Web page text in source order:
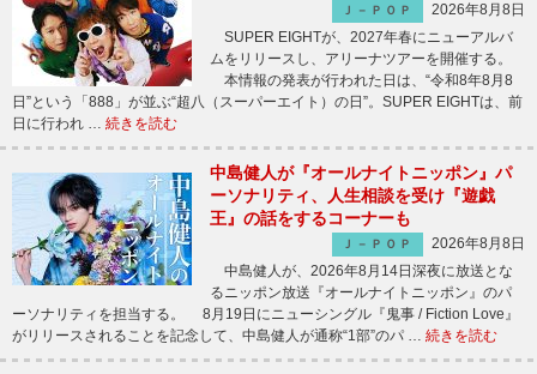
Ｊ－ＰＯＰ
2026年8月8日
SUPER EIGHTが、2027年春にニューアルバ
ムをリリースし、アリーナツアーを開催する。
本情報の発表が行われた日は、“令和8年8月8
日”という「888」が並ぶ“超八（スーパーエイト）の日”。SUPER EIGHTは、前
日に行われ … 続きを読む
中島健人が『オールナイトニッポン』パ
ーソナリティ、人生相談を受け『遊戯
王』の話をするコーナーも
Ｊ－ＰＯＰ
2026年8月8日
中島健人が、2026年8月14日深夜に放送とな
るニッポン放送『オールナイトニッポン』のパ
ーソナリティを担当する。 8月19日にニューシングル『鬼事 / Fiction Love』
がリリースされることを記念して、中島健人が通称“1部”のパ … 続きを読む